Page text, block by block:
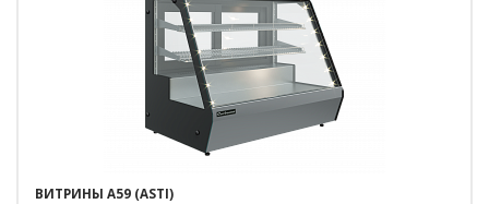
ВИТРИНЫ A59 (ASTI)